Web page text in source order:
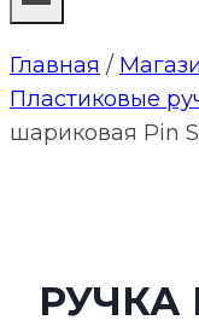
Главная /
Пластиковые
шариковая Pin